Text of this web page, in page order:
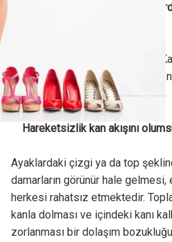
4 saatten fazla ayakta
Memorial Antalya Hastanesi
Bölümü’nden Op. Dr. Mehdi
hakkında bilgi verdi.
Hareketsizlik kan akışını
Ayaklardaki çizgi ya da top
damarların görünür hale gelmesi,
herkesi rahatsız etmektedir.
kanla dolması ve içindeki kanı
zorlanması bir dolaşım